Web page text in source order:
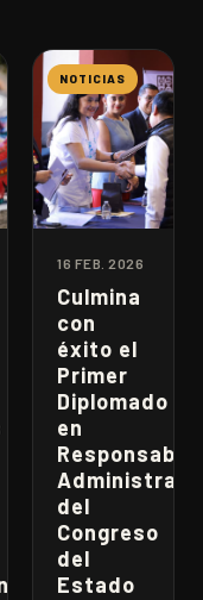
NOTICIAS
16 FEB. 2026
Culmina
con
éxito el
Primer
Diplomado
en
del
Congreso
del
Estado